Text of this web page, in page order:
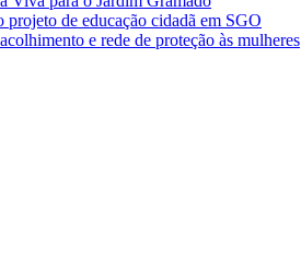
de educação cidadã em SGO
e rede de proteção às mulheres